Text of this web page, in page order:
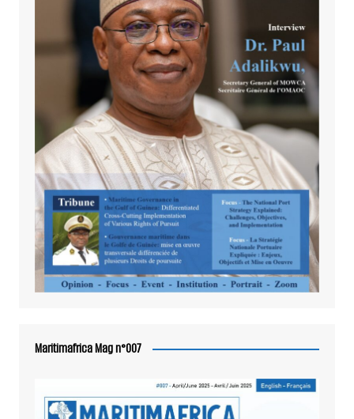
Maritimafrica Mag n°007